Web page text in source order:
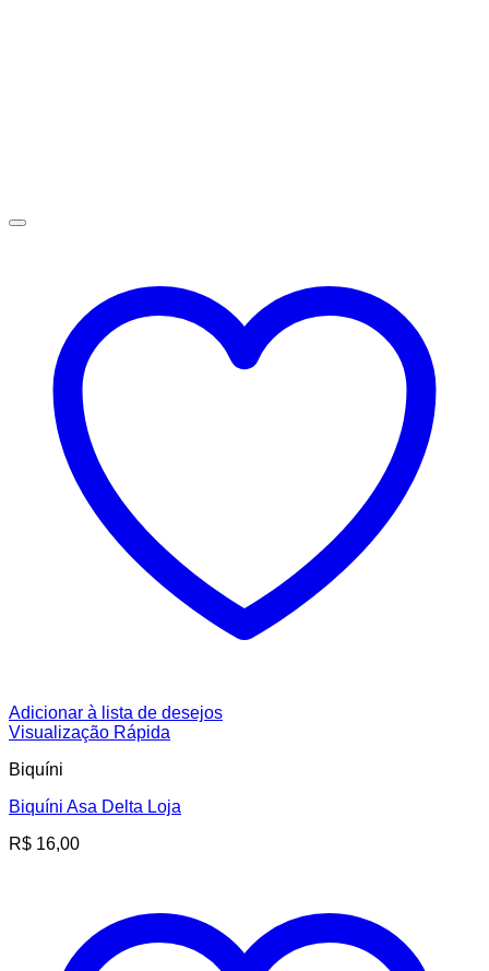
Adicionar à lista de desejos
Visualização Rápida
Biquíni
Biquíni Asa Delta Loja
R$ 16,00